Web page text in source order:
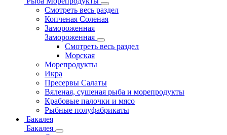
Смотреть весь раздел
Копченая Соленая
Замороженная
Замороженная
Смотреть весь раздел
Морская
Морепродукты
Икра
Пресервы Салаты
Вяленая, сушеная рыба и морепродукты
Крабовые палочки и мясо
Рыбные полуфабрикаты
Бакалея
Бакалея